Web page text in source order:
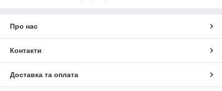
Про нас
Контакти
Доставка та оплата